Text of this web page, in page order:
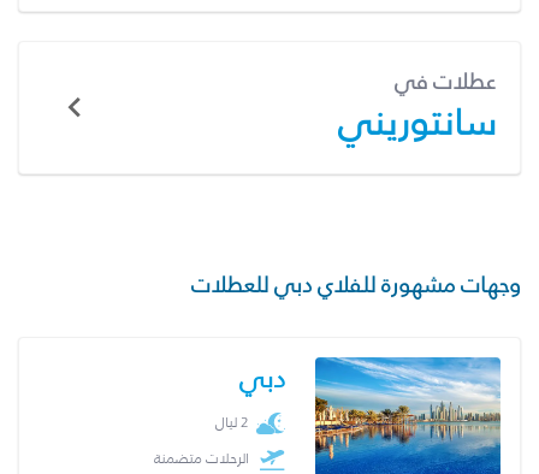
عطلات في
سانتوريني
وجهات مشهورة للفلاي دبي للعطلات
دبي
2 ليال
الرحلات متضمنة